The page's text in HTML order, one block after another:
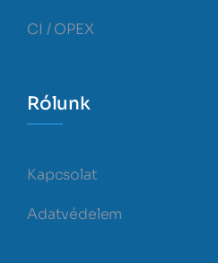
CI / OPEX
Rólunk
Kapcsolat
Adatvédelem